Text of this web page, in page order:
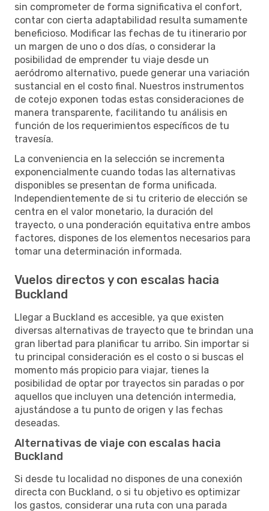
sin comprometer de forma significativa el confort,
contar con cierta adaptabilidad resulta sumamente
beneficioso. Modificar las fechas de tu itinerario por
un margen de uno o dos días, o considerar la
posibilidad de emprender tu viaje desde un
aeródromo alternativo, puede generar una variación
sustancial en el costo final. Nuestros instrumentos
de cotejo exponen todas estas consideraciones de
manera transparente, facilitando tu análisis en
función de los requerimientos específicos de tu
travesía.
La conveniencia en la selección se incrementa
exponencialmente cuando todas las alternativas
disponibles se presentan de forma unificada.
Independientemente de si tu criterio de elección se
centra en el valor monetario, la duración del
trayecto, o una ponderación equitativa entre ambos
factores, dispones de los elementos necesarios para
tomar una determinación informada.
Vuelos directos y con escalas hacia
Buckland
Llegar a Buckland es accesible, ya que existen
diversas alternativas de trayecto que te brindan una
gran libertad para planificar tu arribo. Sin importar si
tu principal consideración es el costo o si buscas el
momento más propicio para viajar, tienes la
posibilidad de optar por trayectos sin paradas o por
aquellos que incluyen una detención intermedia,
ajustándose a tu punto de origen y las fechas
deseadas.
Alternativas de viaje con escalas hacia
Buckland
Si desde tu localidad no dispones de una conexión
directa con Buckland, o si tu objetivo es optimizar
los gastos, considerar una ruta con una parada